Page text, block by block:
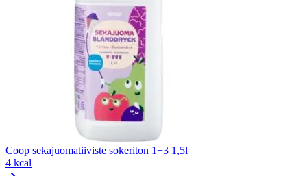
Coop sekajuomatiiviste sokeriton 1+3 1,5l
4 kcal